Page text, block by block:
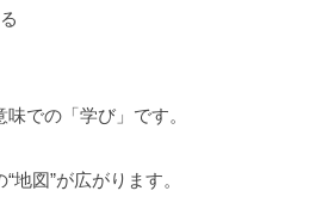
での「学び」です。
地図”が広がります。